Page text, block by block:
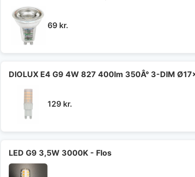
69 kr.
DIOLUX E4 G9 4W 827 400lm 350Â° 3-DIM
129 kr.
LED G9 3,5W 3000K - Flos